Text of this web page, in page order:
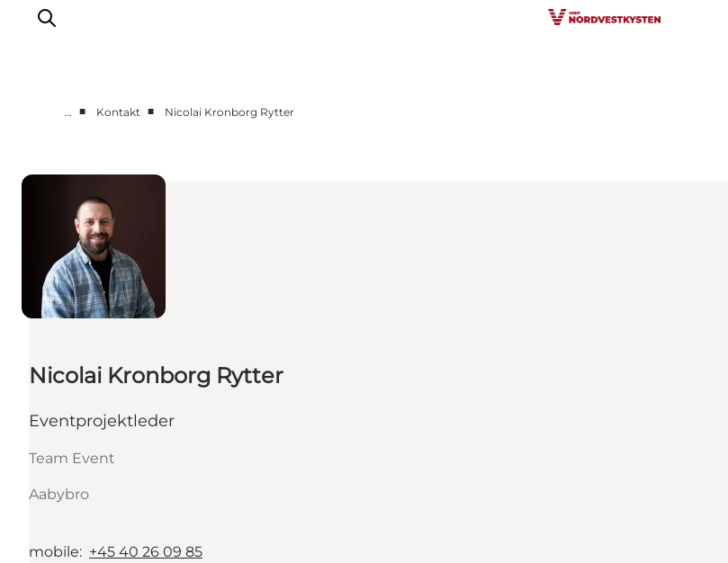
Nyheder
Kontakt
Presse
… ■ Kontakt ■ Nicolai Kronborg Rytter
Nicolai Kronborg Rytter
Eventprojektleder
Team Event
Aabybro
mobile: +45 40 26 09 85